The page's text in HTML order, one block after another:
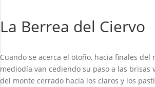
La Berrea del Ciervo
Cuando se acerca el otoño, hacia finales
mediodía van cediendo su paso a las
del monte cerrado hacia los claros y los